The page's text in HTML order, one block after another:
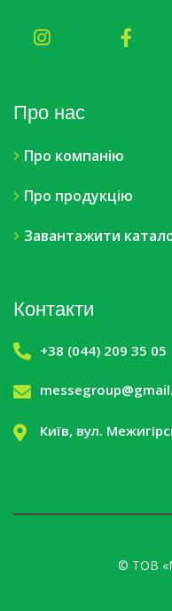
Про нас
Про компанію
Про продукцію
Завантажити
Контакти
+38 (044) 209 35 05
Київ, вул.
© ТОВ